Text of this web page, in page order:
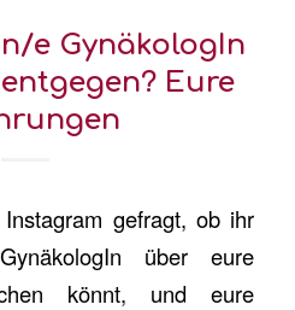
e GynäkologIn
Eure
gefragt, ob ihr
über eure
könnt, und eure